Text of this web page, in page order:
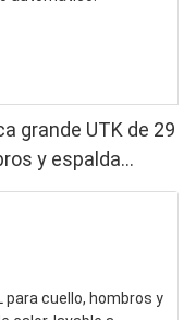
grande UTK de 29
y espalda
de 4